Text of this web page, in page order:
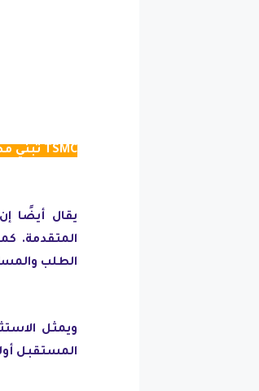
TSMC تبني مصنع جديد للرقاقات في اليابان
الطلب
ويمثل
المستقبل